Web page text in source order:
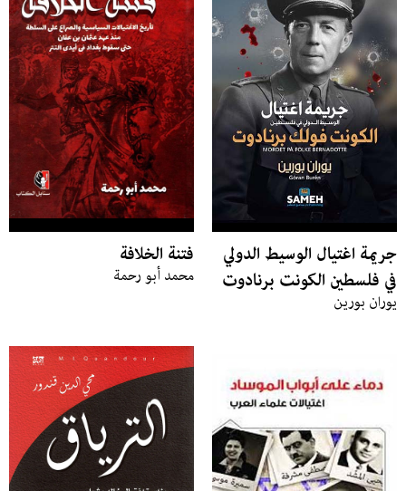
جريمة اغتيال الوسيط الدولي
في فلسطين الكونت برنادوت
يوران بورين
فتنة الخلافة
محمد أبو رحمة